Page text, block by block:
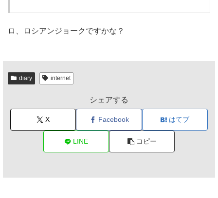
ロ、ロシアンジョークですかな？
diary internet
シェアする
X Facebook はてブ
LINE コピー